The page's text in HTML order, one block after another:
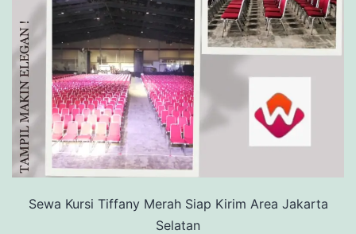
Sewa Kursi Tiffany Merah Siap Kirim Area Jakarta
Selatan